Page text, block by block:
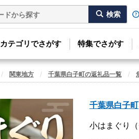
カテゴリでさがす 特集でさがす
関東地方 千葉県白子町の返礼品一覧
千葉県白子町
小はまぐり